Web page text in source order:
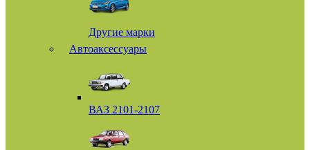
Другие марки
Автоаксессуары
ВАЗ 2101-2107